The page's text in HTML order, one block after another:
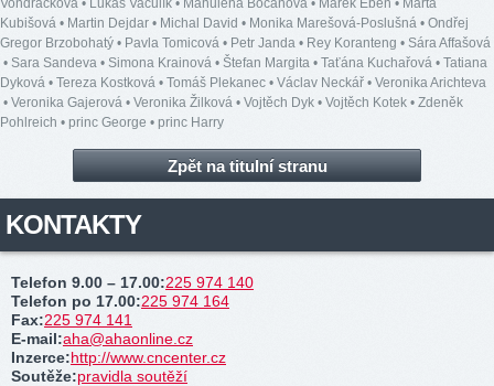
Vondráčková • Lukáš Vaculík • Mahulena Bočanová • Marek Eben • Marta
Kubišová • Martin Dejdar • Michal David • Monika Marešová-Poslušná • Ondřej
Gregor Brzobohatý • Pavla Tomicová • Petr Janda • Rey Koranteng • Sára Affašová
• Sara Sandeva • Simona Krainová • Štefan Margita • Taťána Kuchařová • Tatiana
Dyková • Tereza Kostková • Tomáš Plekanec • Václav Neckář • Veronika Arichteva
• Veronika Gajerová • Veronika Žilková • Vojtěch Dyk • Vojtěch Kotek • Zdeněk
Pohlreich • princ George • princ Harry
Zpět na titulní stranu
KONTAKTY
Telefon 9.00 – 17.00:225 974 140
Telefon po 17.00:225 974 164
Fax:225 974 141
E-mail:aha@ahaonline.cz
Inzerce:http://www.cncenter.cz
Soutěže:pravidla soutěží